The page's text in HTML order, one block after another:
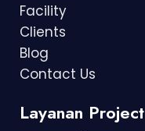
Facility
Clients
Blog
Contact Us
Layanan Project